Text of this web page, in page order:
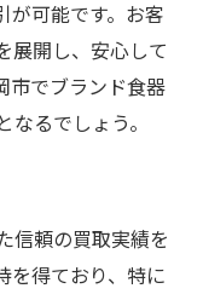
が可能です。お客
展開し、安心して
市でブランド食器
るでしょう。
信頼の買取実績を
を得ており、特に